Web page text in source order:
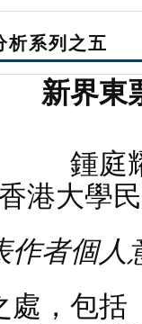
析系列之五
新界東
鍾庭
香港大學
作者個人
處，包括